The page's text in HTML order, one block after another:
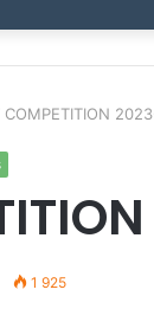
COMPETITION
1 925